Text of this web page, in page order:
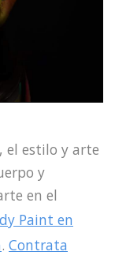
el estilo y arte
y
en el
Paint en
. Contrata